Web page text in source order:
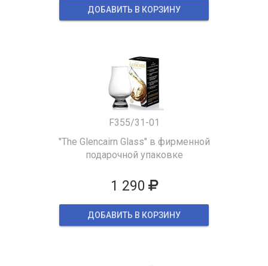
ДОБАВИТЬ В КОРЗИНУ
F355/31-01
"The Glencairn Glass" в фирменной
подарочной упаковке
1 290
ДОБАВИТЬ В КОРЗИНУ